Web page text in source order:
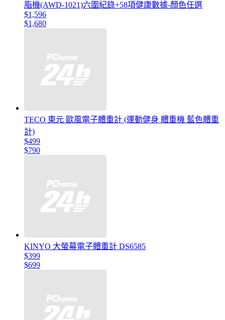
脂機(AWD-1021)六圍紀錄+58項健康數據-顏色任選
$1,596
$1,680
TECO 東元 歐風電子體重計 (運動健身 體重機 藍色體重
計)
$499
$790
KINYO 大螢幕電子體重計 DS6585
$399
$699